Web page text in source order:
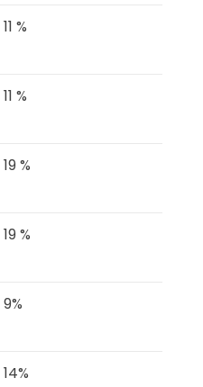
11 %
11 %
19 %
19 %
9%
14%